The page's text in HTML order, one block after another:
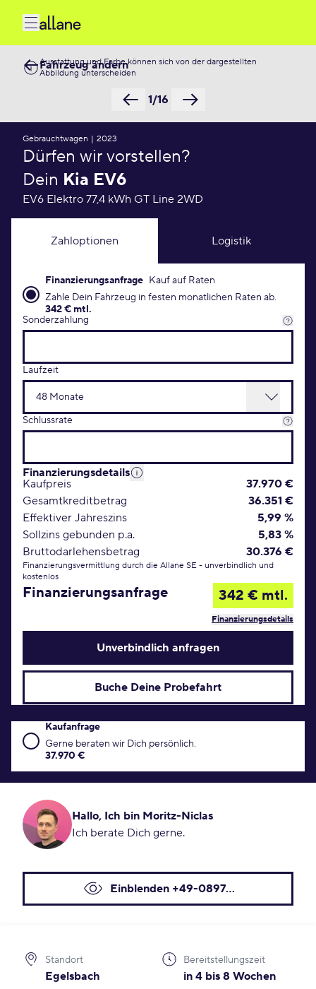
Ausstattung und Farbe können sich von der dargestellten
Abbildung unterscheiden
1/16
Fahrzeug ändern
Gebrauchtwagen | 2023
Dürfen wir vorstellen?
Dein Kia EV6
EV6 Elektro 77,4 kWh GT Line 2WD
Zahloptionen Logistik
Finanzierungsanfrage Konditionen
Finanzierungsanfrage Kauf auf Raten
Zahle Dein Fahrzeug in festen monatlichen Raten ab.
342 € mtl.
Sonderzahlung
Laufzeit
Schlussrate
Finanzierungsdetails
Kaufpreis
37.970 €
Gesamtkreditbetrag
36.351 €
Effektiver Jahreszins
5,99 %
Sollzins gebunden p.a.
5,83 %
Bruttodarlehensbetrag
30.376 €
Finanzierungsvermittlung durch die Allane SE - unverbindlich und
kostenlos
Finanzierungsanfrage 342 € mtl.
Finanzierungsdetails
Unverbindlich anfragen
Buche Deine Probefahrt
Kaufanfrage Konditionen
Kaufanfrage
Gerne beraten wir Dich persönlich.
37.970 €
Hallo, Ich bin Moritz-Niclas
Ich berate Dich gerne.
Einblenden +49-0897...
Standort
Egelsbach
Bereitstellungszeit
in 4 bis 8 Wochen